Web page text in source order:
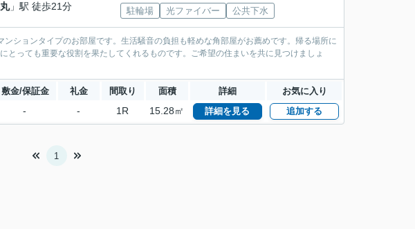
」駅 徒歩21分 駐輪場 光ファイバー 公共下水
ションタイプのお部屋です。生活騒音の負担も軽めな角部屋がお薦めです。帰る場所に
とっても重要な役割を果たしてくれるものです。ご希望の住まいを共に見つけましょ
敷金/保証金 礼金 間取り 面積 詳細 お気に入り
- - 1R 15.28㎡ 詳細を見る 追加する
1